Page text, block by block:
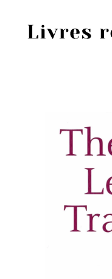
Sources
Personnes
Livres les